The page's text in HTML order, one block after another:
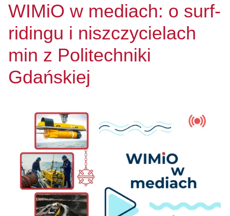
WIMiO w mediach: o surf-
ridingu i niszczycielach
min z Politechniki
Gdańskiej